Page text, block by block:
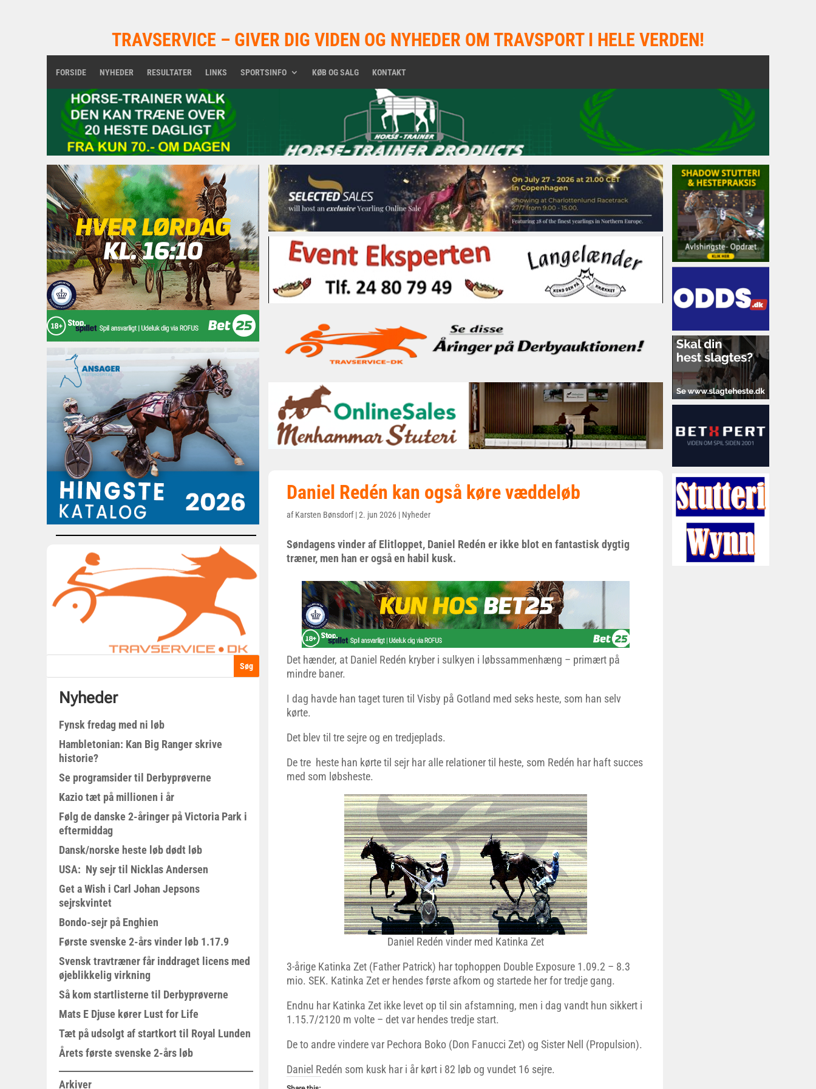
TRAVSERVICE – GIVER DIG VIDEN OG NYHEDER OM TRAVSPORT I HELE VERDEN!
FORSIDE NYHEDER RESULTATER LINKS SPORTSINFO KØB OG SALG KONTAKT
Nyheder
Fynsk fredag med ni løb
Hambletonian: Kan Big Ranger skrive
historie?
Se programsider til Derbyprøverne
Kazio tæt på millionen i år
Følg de danske 2-åringer på Victoria Park i
eftermiddag
Dansk/norske heste løb dødt løb
USA: Ny sejr til Nicklas Andersen
Get a Wish i Carl Johan Jepsons
sejrskvintet
Bondo-sejr på Enghien
Første svenske 2-års vinder løb 1.17.9
Svensk travtræner får inddraget licens med
øjeblikkelig virkning
Så kom startlisterne til Derbyprøverne
Mats E Djuse kører Lust for Life
Tæt på udsolgt af startkort til Royal Lunden
Årets første svenske 2-års løb
Arkiver
Daniel Redén kan også køre væddeløb
afKarsten Bønsdorf|2. jun 2026 | Nyheder
Søndagens vinder af Elitloppet, Daniel Redén er ikke blot en fantastisk dygtig
træner, men han er også en habil kusk.
Det hænder, at Daniel Redén kryber i sulkyen i løbssammenhæng – primært på
mindre baner.
I dag havde han taget turen til Visby på Gotland med seks heste, som han selv
kørte.
Det blev til tre sejre og en tredjeplads.
De tre heste han kørte til sejr har alle relationer til heste, som Redén har haft succes
med som løbsheste.
Daniel Redén vinder med Katinka Zet
3-årige Katinka Zet (Father Patrick) har tophoppen Double Exposure 1.09.2 – 8.3
mio. SEK. Katinka Zet er hendes første afkom og startede her for tredje gang.
Endnu har Katinka Zet ikke levet op til sin afstamning, men i dag vandt hun sikkert i
1.15.7/2120 m volte – det var hendes tredje start.
De to andre vindere var Pechora Boko (Don Fanucci Zet) og Sister Nell (Propulsion).
Daniel Redén som kusk har i år kørt i 82 løb og vundet 16 sejre.